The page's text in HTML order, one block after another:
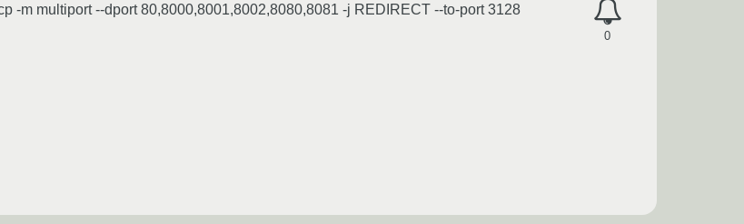
0
-m multiport --dport 80,8000,8001,8002,8080,8081 -j REDIRECT --to-port 3128